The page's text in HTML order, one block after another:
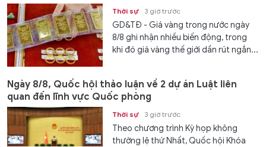
Thời sự 3 giờ trước
GD&TĐ - Giá vàng trong nước ngày
8/8 ghi nhận nhiều biến động, trong
khi đó giá vàng thế giới dần rút ngắn...
Ngày 8/8, Quốc hội thảo luận về 2 dự án Luật liên
quan đến lĩnh vực Quốc phòng
Thời sự 3 giờ trước
Theo chương trình Kỳ họp không
thường lệ thứ Nhất, Quốc hội Khóa